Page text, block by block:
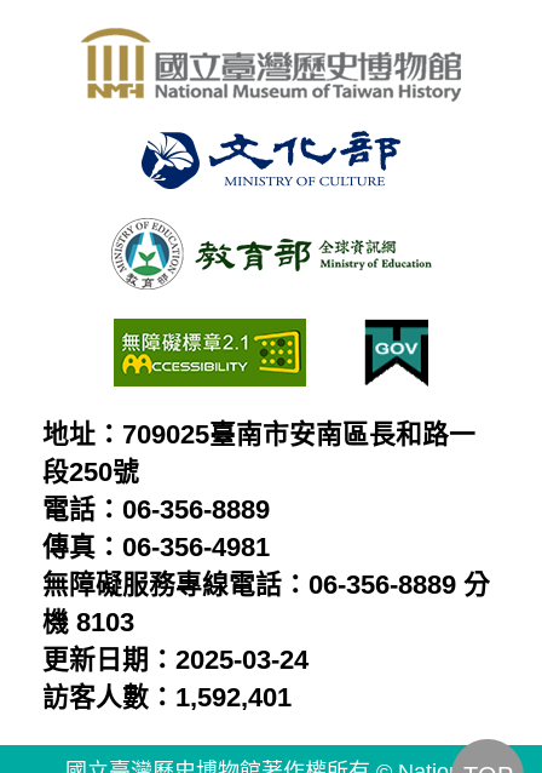
原
住
控
制
人
胡
鑫
麟
留
給
兒
子
的
星
象
片
嚴
受
控
制
的
普
通
人
民：
陳
澄
波
受
常
設
影
片
地址：709025臺南市安南區長和路一
段250號
電話：06-356-8889
傳真：06-356-4981
無障礙服務專線電話：06-356-8889 分
機 8103
更新日期：2025-03-24
訪客人數：1,592,401